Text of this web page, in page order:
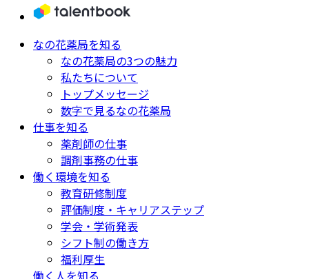
なの花薬局を知る
なの花薬局の3つの魅力
私たちについて
トップメッセージ
数字で見るなの花薬局
仕事を知る
薬剤師の仕事
調剤事務の仕事
働く環境を知る
教育研修制度
評価制度・キャリアステップ
学会・学術発表
シフト制の働き方
福利厚生
働く人を知る